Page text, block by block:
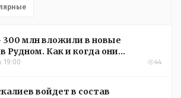
млн вложили в новые
Рудном. Как и когда они
19:00 44
войдет в состав